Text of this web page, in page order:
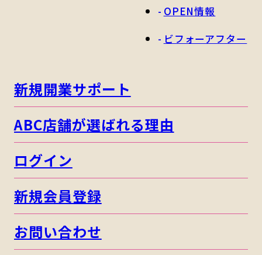
OPEN情報
ビフォーアフター
新規開業サポート
ABC店舗が選ばれる理由
ログイン
新規会員登録
お問い合わせ